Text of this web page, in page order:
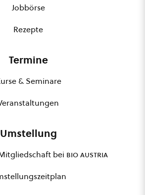
Jobbörse
Rezepte
Termine
& Seminare
Umstellung
bei bio austria